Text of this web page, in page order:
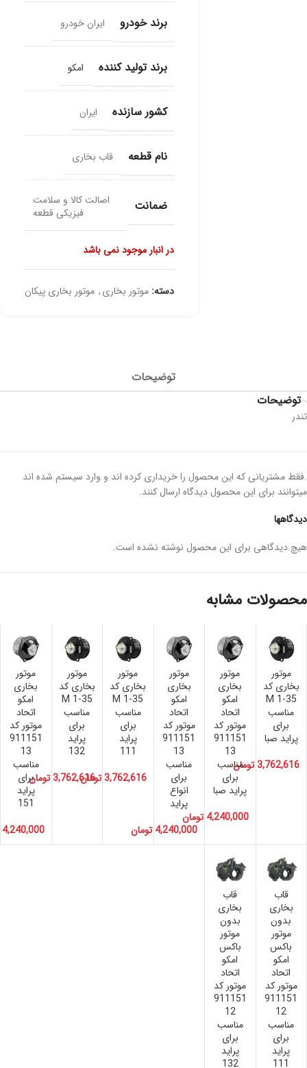
برند خودرو ایران خودرو
برند تولید کننده امکو
کشور سازنده ایران
نام قطعه قاب بخاری
ضمانت
اصالت کالا و سلامت
فیزیکی قطعه
در انبار موجود نمی باشد
دسته: موتور بخاری, موتور بخاری پیکان
توضیحات
توضیحات
تندر
دیدگاهها
هیچ دیدگاهی برای این محصول نوشته نشده است.
.فقط مشتریانی که این محصول را خریداری کرده اند و وارد سیستم شده اند
میتوانند برای این محصول دیدگاه ارسال کنند.
محصولات مشابه
موتور
بخاری کد
M 1-35
مناسب
برای
پراید صبا
3,762,616تومان
موتور
بخارى
امکو
اتحاد
موتور کد
911151
13
مناسب
برای
پراید صبا
4,240,000 تومان
موتور
بخارى
امکو
اتحاد
موتور کد
911151
13
مناسب
برای
انواع
پراید
4,240,000 تومان
موتور
بخاری کد
M 1-35
مناسب
برای
پراید
111
3,762,616 تومان
موتور
بخاری کد
M 1-35
مناسب
برای
پراید
132
3,762,616تومان
موتور
بخارى
امکو
اتحاد
موتور کد
911151
13
مناسب
برای
پراید
151
4,240,000
قاب
بخارى
بدون
موتور
باکس
امکو
اتحاد
موتور کد
911151
12
مناسب
برای
پراید
111
قاب
بخارى
بدون
موتور
باکس
امکو
اتحاد
موتور کد
911151
12
مناسب
برای
پراید
132